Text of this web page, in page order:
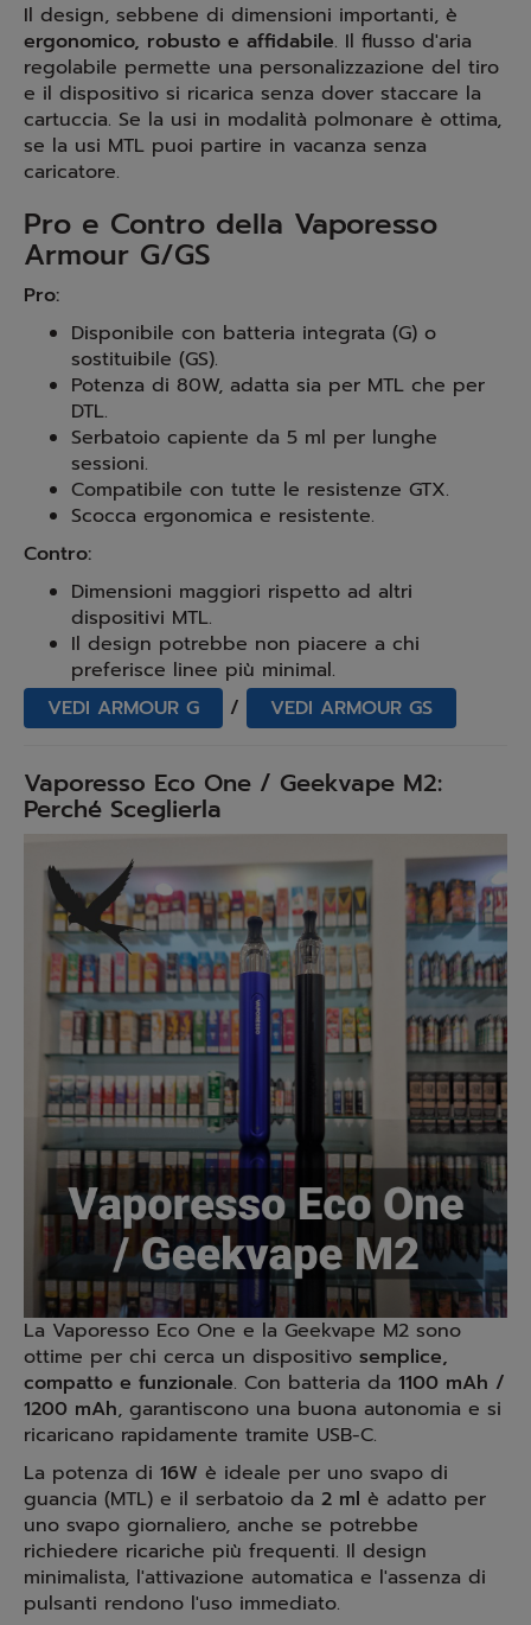
Il design, sebbene di dimensioni importanti, è
ergonomico, robusto e affidabile. Il flusso d'aria
regolabile permette una personalizzazione del tiro
e il dispositivo si ricarica senza dover staccare la
cartuccia. Se la usi in modalità polmonare è ottima,
se la usi MTL puoi partire in vacanza senza
caricatore.
Pro e Contro della Vaporesso
Armour G/GS
Pro:
Disponibile con batteria integrata (G) o
sostituibile (GS).
Potenza di 80W, adatta sia per MTL che per
DTL.
Serbatoio capiente da 5 ml per lunghe
sessioni.
Compatibile con tutte le resistenze GTX.
Scocca ergonomica e resistente.
Contro:
Dimensioni maggiori rispetto ad altri
dispositivi MTL.
Il design potrebbe non piacere a chi
preferisce linee più minimal.
VEDI ARMOUR G
/ VEDI ARMOUR GS
Vaporesso Eco One / Geekvape M2:
Perché Sceglierla
La Vaporesso Eco One e la Geekvape M2 sono
ottime per chi cerca un dispositivo semplice,
compatto e funzionale. Con batteria da 1100 mAh /
1200 mAh, garantiscono una buona autonomia e si
ricaricano rapidamente tramite USB-C.
La potenza di 16W è ideale per uno svapo di
guancia (MTL) e il serbatoio da 2 ml è adatto per
uno svapo giornaliero, anche se potrebbe
richiedere ricariche più frequenti. Il design
minimalista, l'attivazione automatica e l'assenza di
pulsanti rendono l'uso immediato.